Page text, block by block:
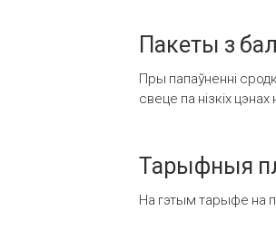
Пакеты з
Пры папаўненні
свеце па нізкіх цэнах
Тарыфныя
На гэтым тарыфе на